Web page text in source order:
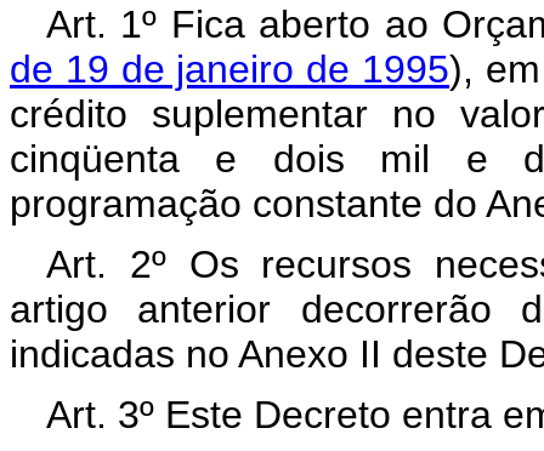
Art. 1º Fica aberto ao
de 19 de janeiro de 1995),
crédito suplementar no
cinqüenta e dois mil e
programação constante do
Art. 2º Os recursos
artigo anterior decorrerão
indicadas no Anexo II deste
Art. 3º Este Decreto entra